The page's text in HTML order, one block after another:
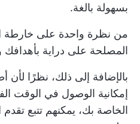
بسهولة بالغة.
من نظرة واحدة على خارطة
المصلحة على دراية بأهدافك
بالإضافة إلى ذلك، نظرًا
إمكانية الوصول في الوقت
الخاصة بك، يمكنهم تتبع